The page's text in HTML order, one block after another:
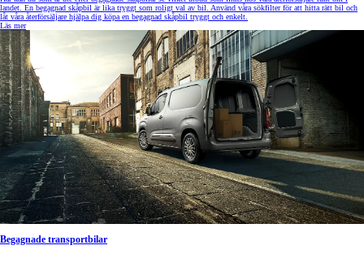
landet. En begagnad skåpbil är lika tryggt som roligt val av bil. Använd våra sökfilter för att hitta rätt bil och
låt våra återförsäljare hjälpa dig köpa en begagnad skåpbil tryggt och enkelt.
Läs mer
Begagnade transportbilar